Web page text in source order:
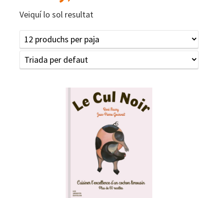
Veiquí lo sol resultat